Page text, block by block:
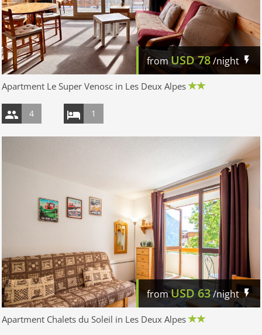
fromUSD78/night
Apartment Le Super Venosc in Les Deux Alpes
4 1
fromUSD 63/night
Apartment Chalets du Soleil in Les Deux Alpes